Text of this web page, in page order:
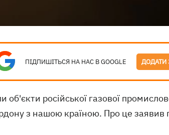
ПІДПИШІТЬСЯ НА НАС В GOOGLE ДОДАТИ
об'єкти російської газової
з нашою країною. Про це